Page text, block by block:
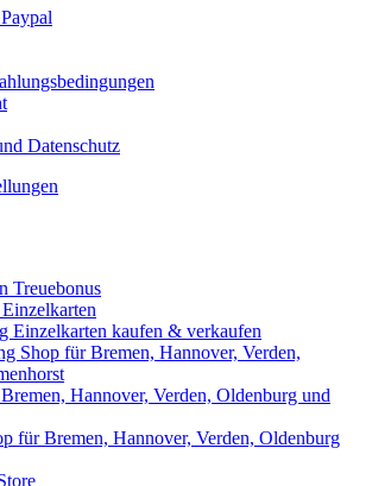
Datenschutz
Treuebonus
Einzelkarten kaufen & verkaufen
Shop für Bremen, Hannover, Verden,
Hannover, Verden, Oldenburg und
für Bremen, Hannover, Verden, Oldenburg